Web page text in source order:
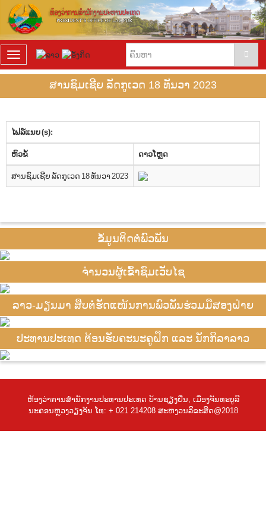
T
o
l
n
a
v
i
g
a
n
ສານຊົມເຊີຍ ລັດກູເວດ 18 ທັນວາ 2023
ໄຟລ໌ແນບ (s):
​ຫົວ​ຂໍ້ ດາວ​ໂຫຼດ
ສານຊົມເຊີຍ ລັດກູເວດ 18 ທັນວາ 2023
ຂໍ້ມູນຕິດຕໍ່ພົວພັນ
ຈຳນວນຜູ້ເຂົ້າຊົມເວັບໄຊ
ລາວ-ມຽນມາ ສືບຕໍ່ຮັດແໜ້ນການພົວພັນຮ່ວມມືສອງຝ່າຍ
ປະທານປະເທດ ຕ້ອນຮັບຄະນະຄູຝຶກ ແລະ ນັກກິລາລາວ
ຫ້ອງວ່າການສຳນັກງານປະທານປະເທດ ບ້ານຊຽງຢືນ, ເມືອງຈັນທະບູລີ
ນະຄອນຫຼວງວຽງຈັນ ໂທ: + 021 214208 ສະຫງວນລິຂະສິດ@2018